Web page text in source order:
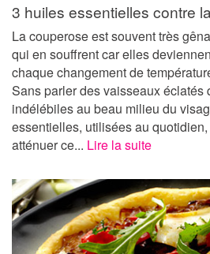
3 huiles essentielles contre
La couperose est souvent très
qui en souffrent car elles
chaque changement de
Sans parler des vaisseaux éclatés
indélébiles au beau milieu du
essentielles, utilisées au
atténuer ce... Lire la suite